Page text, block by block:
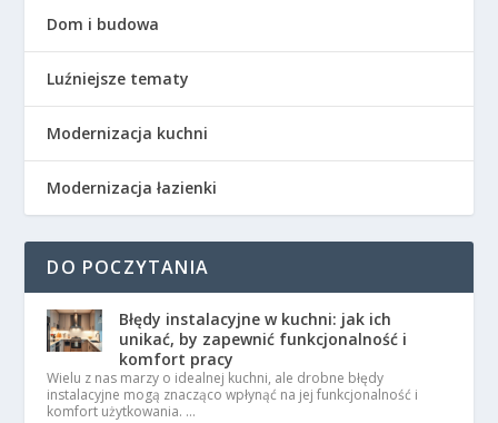
Dom i budowa
Luźniejsze tematy
Modernizacja kuchni
Modernizacja łazienki
DO POCZYTANIA
Błędy instalacyjne w kuchni: jak ich
unikać, by zapewnić funkcjonalność i
komfort pracy
Wielu z nas marzy o idealnej kuchni, ale drobne błędy
instalacyjne mogą znacząco wpłynąć na jej funkcjonalność i
komfort użytkowania. …